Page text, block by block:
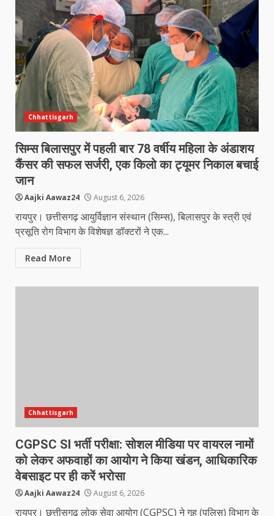
Chhattisgarh
सिम्स बिलासपुर में पहली बार 78 वर्षीय महिला के अंडाशय
कैंसर की सफल सर्जरी, एक किलो का ट्यूमर निकाल बचाई
जान
Aajki Aawaz24 August 6, 2026
रायपुर। छत्तीसगढ़ आयुर्विज्ञान संस्थान (सिम्स), बिलासपुर के स्त्री एवं
प्रसूति रोग विभाग के विशेषज्ञ डॉक्टरों ने एक...
Read More
Chhattisgarh
CGPSC SI भर्ती परीक्षा: सोशल मीडिया पर वायरल नामों
को लेकर अफवाहों का आयोग ने किया खंडन, आधिकारिक
वेबसाइट पर ही करें भरोसा
Aajki Aawaz24 August 6, 2026
रायपुर। छत्तीसगढ़ लोक सेवा आयोग (CGPSC) ने गृह (पुलिस) विभाग के